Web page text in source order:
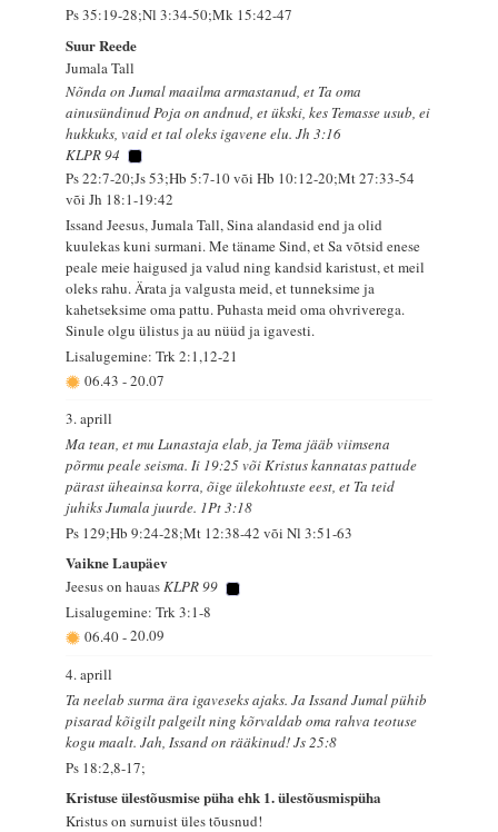
Ps 35:19-28;Nl 3:34-50;Mk 15:42-47
Suur Reede
Jumala Tall
Nõnda on Jumal maailma armastanud, et Ta oma
ainusündinud Poja on andnud, et ükski, kes Temasse usub, ei
hukkuks, vaid et tal oleks igavene elu. Jh 3:16
KLPR 94
Ps 22:7-20;Js 53;Hb 5:7-10 või Hb 10:12-20;Mt 27:33-54
või Jh 18:1-19:42
Issand Jeesus, Jumala Tall, Sina alandasid end ja olid
kuulekas kuni surmani. Me täname Sind, et Sa võtsid enese
peale meie haigused ja valud ning kandsid karistust, et meil
oleks rahu. Ärata ja valgusta meid, et tunneksime ja
kahetseksime oma pattu. Puhasta meid oma ohvriverega.
Sinule olgu ülistus ja au nüüd ja igavesti.
Lisalugemine: Trk 2:1,12-21
06.43-20.07
3. aprill
Ma tean, et mu Lunastaja elab, ja Tema jääb viimsena
põrmu peale seisma. Ii 19:25 või Kristus kannatas pattude
pärast üheainsa korra, õige ülekohtuste eest, et Ta teid
juhiks Jumala juurde. 1Pt 3:18
Ps 129;Hb 9:24-28;Mt 12:38-42 või Nl 3:51-63
Vaikne Laupäev
Jeesus on hauasKLPR 99
Lisalugemine: Trk 3:1-8
06.40-20.09
4. aprill
Ta neelab surma ära igaveseks ajaks. Ja Issand Jumal pühib
pisarad kõigilt palgeilt ning kõrvaldab oma rahva teotuse
kogu maalt. Jah, Issand on rääkinud! Js 25:8
Ps 18:2,8-17;
Kristuse ülestõusmise püha ehk 1. ülestõusmispüha
Kristus on surnuist üles tõusnud!